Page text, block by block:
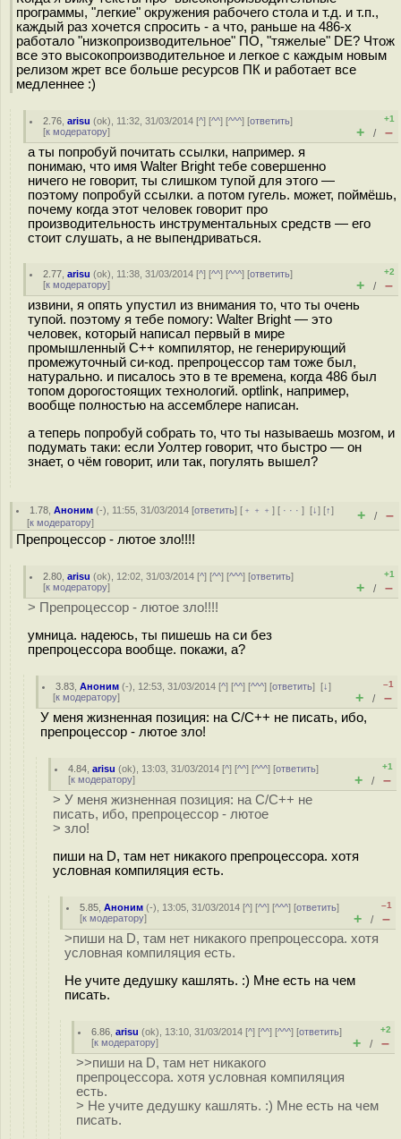
программы, "легкие" окружения рабочего стола и т.д. и т.п.,
каждый раз хочется спросить - а что, раньше на 486-х
работало "низкопроизводительное" ПО, "тяжелые" DE? Чтож
все это высокопроизводительное и легкое с каждым новым
релизом жрет все больше ресурсов ПК и работает все
медленнее :)
2.76 ,arisu (ok), 11:32, 31/03/2014 [^] [^^] [^^^] [ответить]
[к модератору]
+1
+ / –
а ты попробуй почитать ссылки, например. я
понимаю, что имя Walter Bright тебе совершенно
ничего не говорит, ты слишком тупой для этого —
поэтому попробуй ссылки. а потом гугель. может, поймёшь,
почему когда этот человек говорит про
производительность инструментальных средств — его
стоит слушать, а не выпендриваться.
2.77 ,arisu (ok), 11:38, 31/03/2014 [^] [^^] [^^^] [ответить]
[к модератору]
+2
+ / –
извини, я опять упустил из внимания то, что ты очень
тупой. поэтому я тебе помогу: Walter Bright — это
человек, который написал первый в мире
промышленный C++ компилятор, не генерирующий
промежуточный си-код. препроцессор там тоже был,
натурально. и писалось это в те времена, когда 486 был
топом дорогостоящих технологий. optlink, например,
вообще полностью на ассемблере написан.
а теперь попробуй собрать то, что ты называешь мозгом, и
подумать таки: если Уолтер говорит, что быстро — он
знает, о чём говорит, или так, погулять вышел?
1.78 ,Аноним (-), 11:55, 31/03/2014 [ответить] [ ﹢﹢﹢] [ · · ·][↓] [↑]
[к модератору] + / –
Препроцессор - лютое зло!!!!
2.80 ,arisu (ok), 12:02, 31/03/2014 [^] [^^] [^^^] [ответить]
[к модератору]
+1
+ / –
> Препроцессор - лютое зло!!!!
умница. надеюсь, ты пишешь на си без
препроцессора вообще. покажи, а?
3.83 ,Аноним (-), 12:53, 31/03/2014 [^] [^^] [^^^] [ответить][↓]
[к модератору]
–1
+ / –
У меня жизненная позиция: на С/С++ не писать, ибо,
препроцессор - лютое зло!
4.84 ,arisu (ok), 13:03, 31/03/2014 [^] [^^] [^^^] [ответить]
[к модератору]
+1
+ / –
> У меня жизненная позиция: на С/С++ не
писать, ибо, препроцессор - лютое
> зло!
пиши на D, там нет никакого препроцессора. хотя
условная компиляция есть.
5.85 ,Аноним (-), 13:05, 31/03/2014 [^] [^^] [^^^] [ответить]
[к модератору]
–1
+ / –
>пиши на D, там нет никакого препроцессора. хотя
условная компиляция есть.
Не учите дедушку кашлять. :) Мне есть на чем
писать.
6.86 ,arisu (ok), 13:10, 31/03/2014 [^] [^^] [^^^] [ответить]
[к модератору]
+2
+ / –
>>пиши на D, там нет никакого
препроцессора. хотя условная компиляция
есть.
> Не учите дедушку кашлять. :) Мне есть на чем
писать.